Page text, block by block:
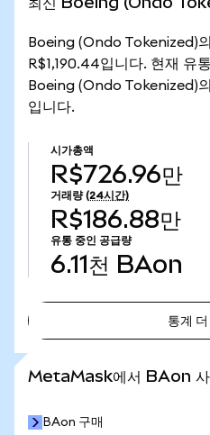
Boeing (Ondo Tokenized)
R$1,190.44입니다. 현재 유
Boeing (Ondo Tokenized)
입니다.
시가총액
R$726.96만
거래량 (24시간)
R$186.88만
유통 중인 공급량
6.11천 BAon
통계 더
MetaMask에서 BAon 사
BAon 구매